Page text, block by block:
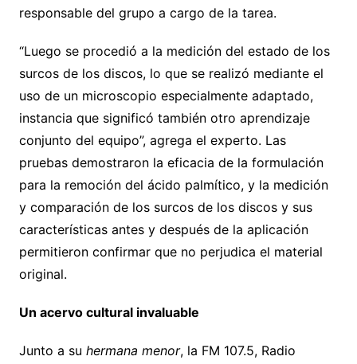
responsable del grupo a cargo de la tarea.
“Luego se procedió a la medición del estado de los
surcos de los discos, lo que se realizó mediante el
uso de un microscopio especialmente adaptado,
instancia que significó también otro aprendizaje
conjunto del equipo”, agrega el experto. Las
pruebas demostraron la eficacia de la formulación
para la remoción del ácido palmítico, y la medición
y comparación de los surcos de los discos y sus
características antes y después de la aplicación
permitieron confirmar que no perjudica el material
original.
Un acervo cultural invaluable
Junto a su hermana menor, la FM 107.5, Radio